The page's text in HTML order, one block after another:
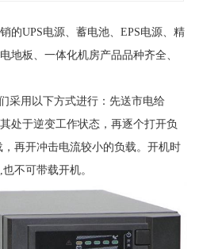
的UPS电源、蓄电池、EPS电源、精
地板、一体化机房产品品种齐全、
采用以下方式进行：先送市电给
处于逆变工作状态，再逐个打开负
再开冲击电流较小的负载。开机时
不可带载开机。